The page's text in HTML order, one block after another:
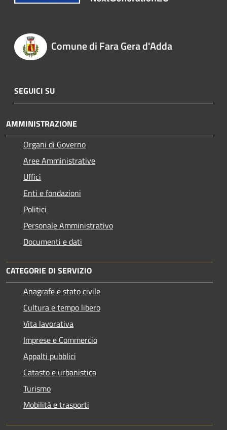
Comune di Fara Gera d'Adda
SEGUICI SU
AMMINISTRAZIONE
Organi di Governo
Aree Amministrative
Uffici
Enti e fondazioni
Politici
Personale Amministrativo
Documenti e dati
CATEGORIE DI SERVIZIO
Anagrafe e stato civile
Cultura e tempo libero
Vita lavorativa
Imprese e Commercio
Appalti pubblici
Catasto e urbanistica
Turismo
Mobilità e trasporti